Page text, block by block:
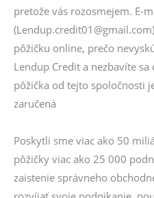
pretože vás rozosmejem. E-
pôžičku online, prečo
Lendup Credit a nezbavíte sa
pôžička od tejto spoločnosti
zaručená
Poskytli sme viac ako 50
pôžičky viac ako 25 000
zaistenie správneho